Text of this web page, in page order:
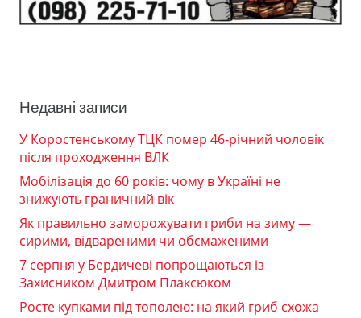
Недавні записи
У Коростенському ТЦК помер 46-річний чоловік
після проходження ВЛК
Мобілізація до 60 років: чому в Україні не
знижують граничний вік
Як правильно заморожувати гриби на зиму —
сирими, відвареними чи обсмаженими
7 серпня у Бердичеві попрощаються із
Захисником Дмитром Плаксюком
Росте купками під тополею: на який гриб схожа